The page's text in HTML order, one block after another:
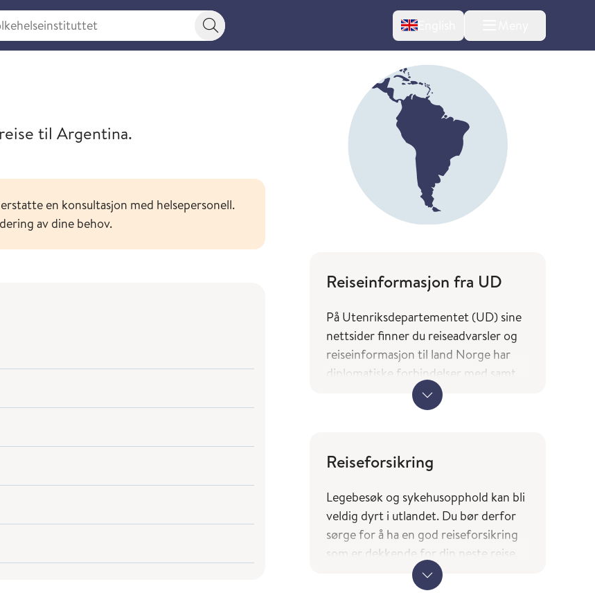
Søkeknapp English
reisemål
til Argentina.
en konsultasjon med helsepersonell.
av dine behov.
Reiseinformasjon fra UD
På Utenriksdepartementet (UD) sine
nettsider finner du reiseadvarsler og
reiseinformasjon til land Norge har
diplomatiske forbindelser med samt
en oversikt over hvilke tjenester og
typer bistand norske borgere på reise
(regjeringen.no)
Landene du finner i tjenesten
Smittevernråd og reisevaksiner
(fhi.no) er basert på UDs liste over
land Norge har diplomatiske
forbindelser med.
Reiseforsikring
Legebesøk og sykehusopphold kan bli
veldig dyrt i utlandet. Du bør derfor
sørge for å ha en god reiseforsikring
som er dekkende for din neste reise.
Ved reise til andre EØS-land bør du